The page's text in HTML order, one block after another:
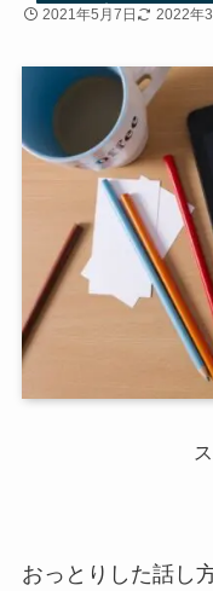
2021年5月7日 2022年
おっとりした話し